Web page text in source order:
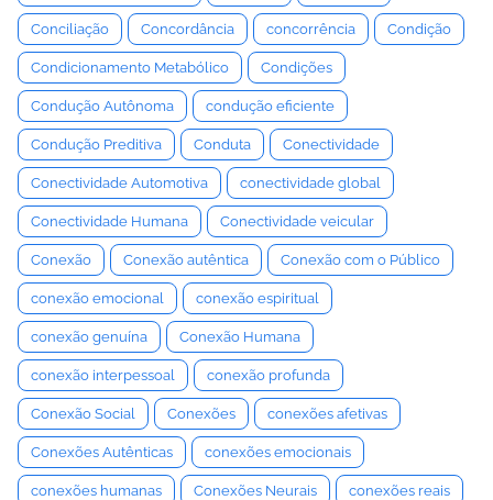
Conciliação Concordância concorrência Condição
Condicionamento Metabólico Condições
Condução Autônoma condução eficiente
Condução Preditiva Conduta Conectividade
Conectividade Automotiva conectividade global
Conectividade Humana Conectividade veicular
Conexão Conexão autêntica Conexão com o Público
conexão emocional conexão espiritual
conexão genuína Conexão Humana
conexão interpessoal conexão profunda
Conexão Social Conexões conexões afetivas
Conexões Autênticas conexões emocionais
conexões humanas Conexões Neurais conexões reais